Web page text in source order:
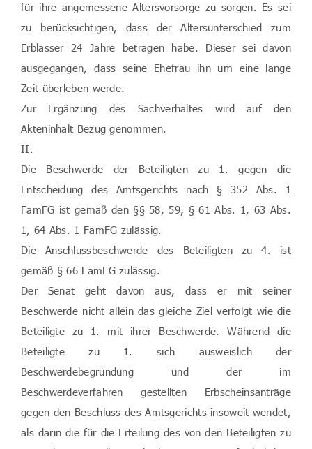
für ihre angemessene Altersvorsorge zu sorgen. Es sei
zu berücksichtigen, dass der Altersunterschied zum
Erblasser 24 Jahre betragen habe. Dieser sei davon
ausgegangen, dass seine Ehefrau ihn um eine lange
Zeit überleben werde.
Zur Ergänzung des Sachverhaltes wird auf den
Akteninhalt Bezug genommen.
II.
Die Beschwerde der Beteiligten zu 1. gegen die
Entscheidung des Amtsgerichts nach § 352 Abs. 1
FamFG ist gemäß den §§ 58, 59, § 61 Abs. 1, 63 Abs.
1, 64 Abs. 1 FamFG zulässig.
Die Anschlussbeschwerde des Beteiligten zu 4. ist
gemäß § 66 FamFG zulässig.
Der Senat geht davon aus, dass er mit seiner
Beschwerde nicht allein das gleiche Ziel verfolgt wie die
Beteiligte zu 1. mit ihrer Beschwerde. Während die
Beteiligte zu 1. sich ausweislich der
Beschwerdebegründung und der im
Beschwerdeverfahren gestellten Erbscheinsanträge
gegen den Beschluss des Amtsgerichts insoweit wendet,
als darin die für die Erteilung des von den Beteiligten zu